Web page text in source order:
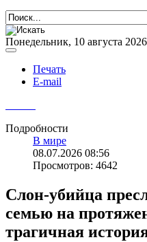
Понедельник, 10 августа 2026
Печать
E-mail
Подробности
В мире
08.07.2026 08:56
Просмотров: 4642
Слон-убийца
семью на
трагичная